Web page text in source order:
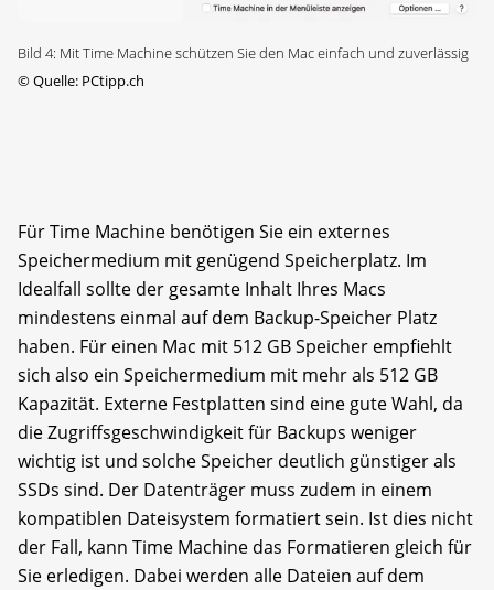
Bild 4: Mit Time Machine schützen Sie den Mac einfach und zuverlässig
©Quelle: PCtipp.ch
Für Time Machine benötigen Sie ein externes
Speichermedium mit genügend Speicherplatz. Im
Idealfall sollte der gesamte Inhalt Ihres Macs
mindestens einmal auf dem Backup-Speicher Platz
haben. Für einen Mac mit 512 GB Speicher empfiehlt
sich also ein Speichermedium mit mehr als 512 GB
Kapazität. Externe Festplatten sind eine gute Wahl, da
die Zugriffsgeschwindigkeit für Backups weniger
wichtig ist und solche Speicher deutlich günstiger als
SSDs sind. Der Datenträger muss zudem in einem
kom­pa­tiblen Dateisystem formatiert sein. Ist dies nicht
der Fall, kann Time Machine das Formatieren gleich für
Sie erledigen. Dabei werden alle Dateien auf dem